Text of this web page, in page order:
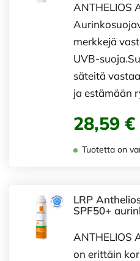
ANTHELIOS
merkkejä
UVB-
säteitä
ja estämään
28,59 €
Tuotetta on
LRP
SPF50+
ANTHELIOS
on erittäin